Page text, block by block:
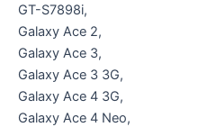
GT-S7898i,
Galaxy Ace 2,
Galaxy Ace 3,
Galaxy Ace 3 3G,
Galaxy Ace 4 3G,
Galaxy Ace 4 Neo,